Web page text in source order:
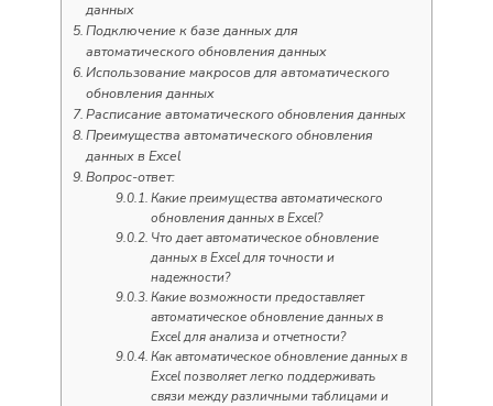
данных
Подключение к базе данных для
автоматического обновления данных
Использование макросов для автоматического
обновления данных
Расписание автоматического обновления данных
Преимущества автоматического обновления
данных в Excel
Вопрос-ответ:
Какие преимущества автоматического
обновления данных в Excel?
Что дает автоматическое обновление
данных в Excel для точности и
надежности?
Какие возможности предоставляет
автоматическое обновление данных в
Excel для анализа и отчетности?
Как автоматическое обновление данных в
Excel позволяет легко поддерживать
связи между различными таблицами и